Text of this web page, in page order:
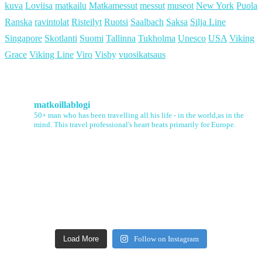
kuva Loviisa matkailu Matkamessut messut museot New York Puola
Ranska ravintolat Risteilyt Ruotsi Saalbach Saksa Silja Line
Singapore Skotlanti Suomi Tallinna Tukholma Unesco USA Viking
Grace Viking Line Viro Visby vuosikatsaus
matkoillablogi
50+ man who has been travelling all his life - in the world,as in the
mind. This travel professional's heart beats primarily for Europe.
Load More Follow on Instagram